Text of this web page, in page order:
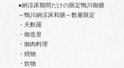
●納涼床期間だけの限定鴨川御膳
～鴨川納涼床和膳～数量限定
・天麩羅
・御造里
・御肉料理
・焼物
・炊物